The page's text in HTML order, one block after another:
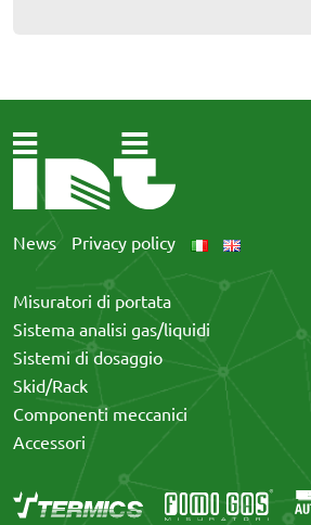
News Privacy policy
Misuratori di portata
Sistema analisi gas/liquidi
Sistemi di dosaggio
Skid/Rack
Componenti meccanici
Accessori